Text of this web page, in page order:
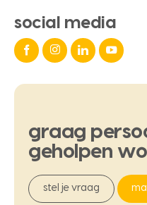
social media
graag
geholpen
stel je vraag